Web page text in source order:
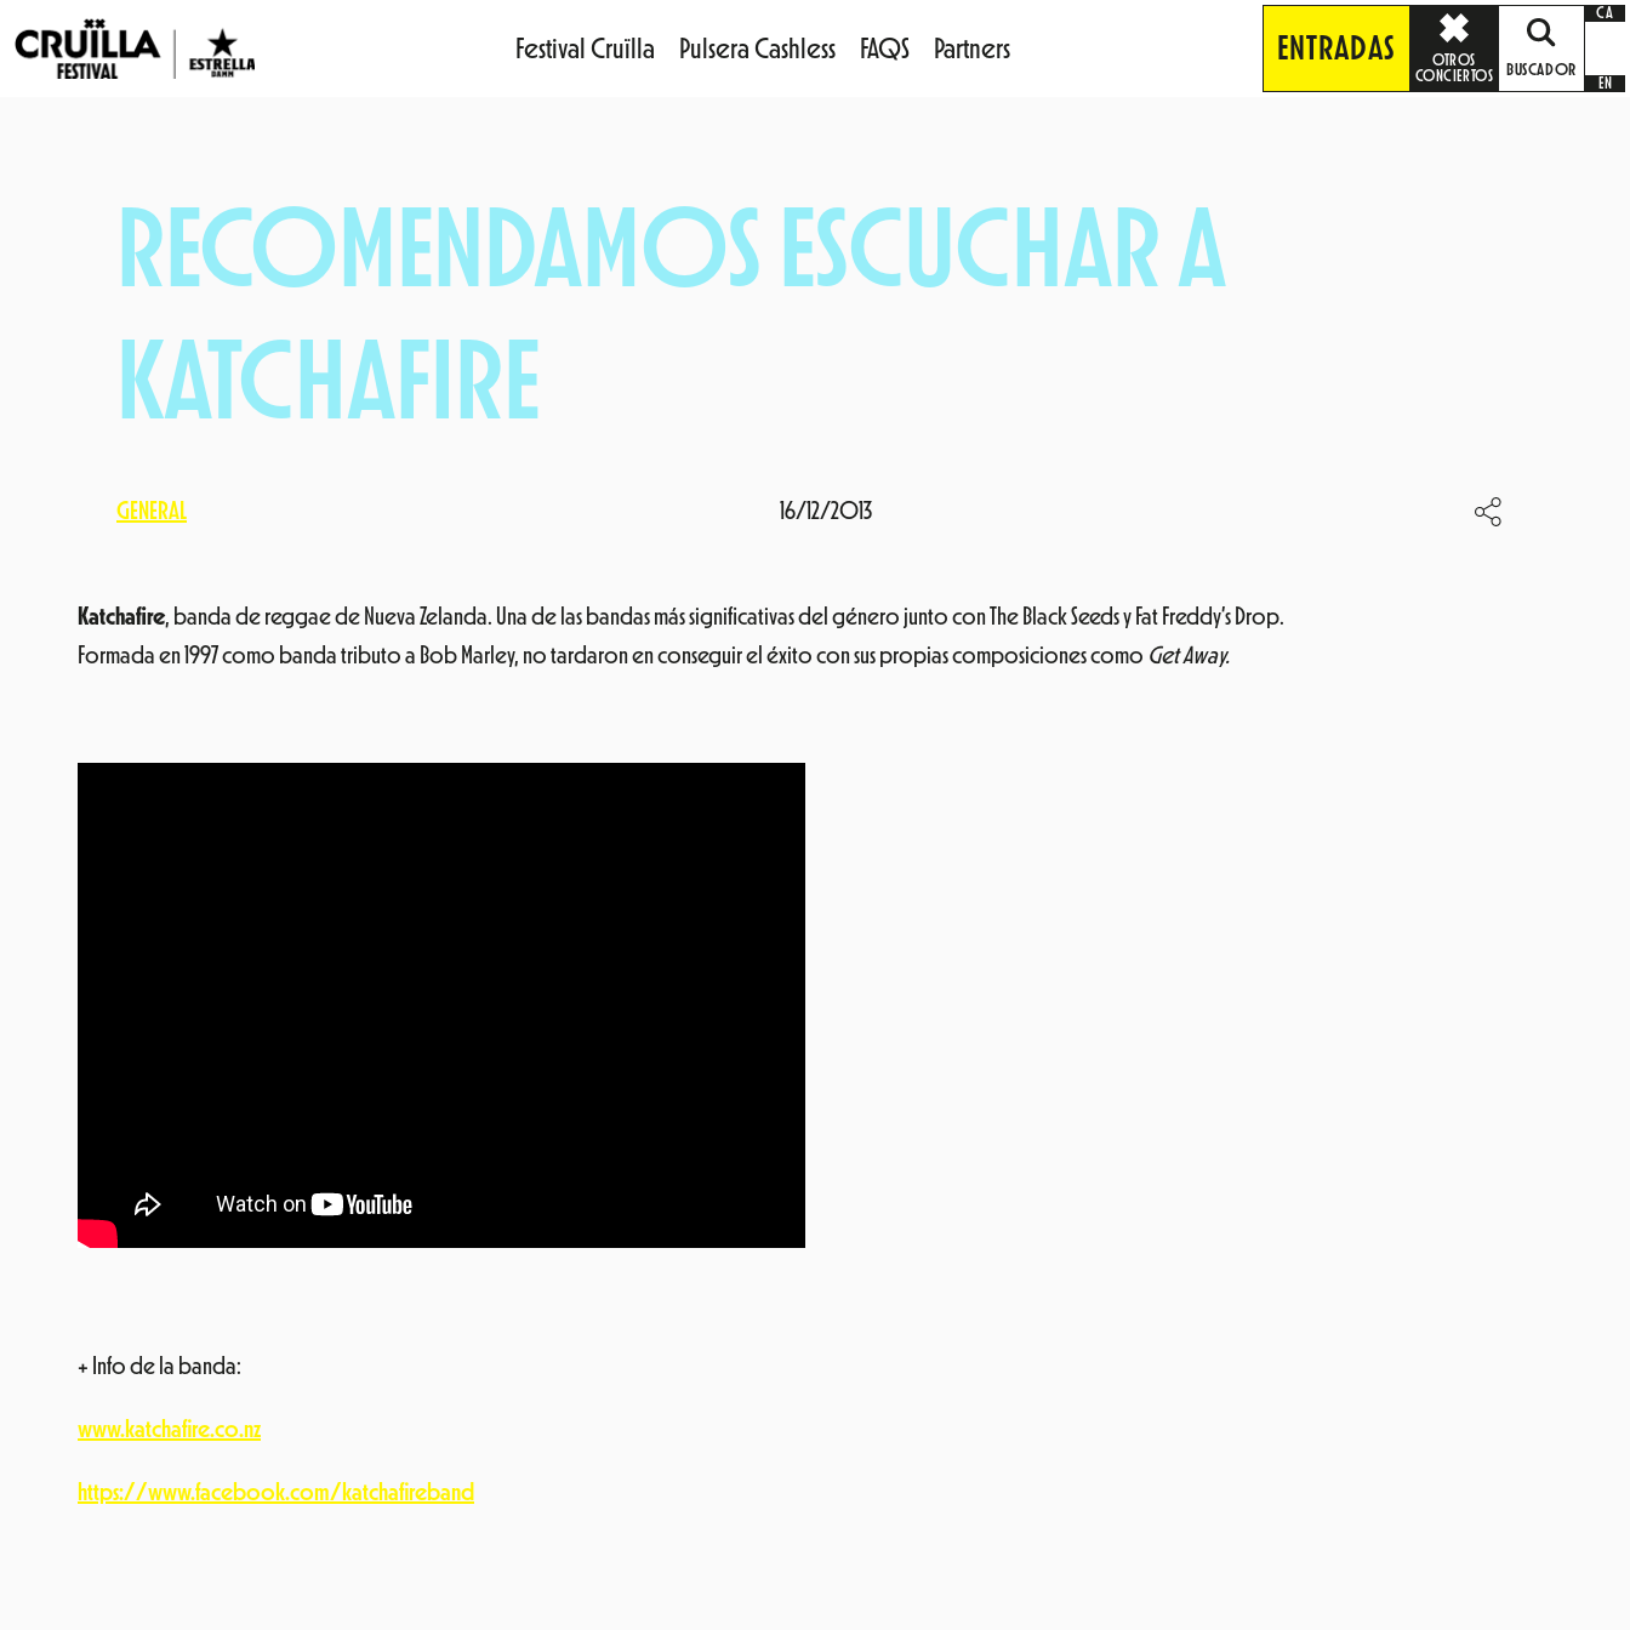
Festival Cruïlla Pulsera Cashless FAQS Partners ENTRADAS
OTROS
CONCIERTOS
BUSCADOR
CA
EN
RECOMENDAMOS ESCUCHAR A
KATCHAFIRE
GENERAL 16/12/2013
Katchafire, banda de reggae de Nueva Zelanda. Una de las bandas más significativas del género junto con The Black Seeds y Fat Freddy’s Drop.
Formada en 1997 como banda tributo a Bob Marley, no tardaron en conseguir el éxito con sus propias composiciones como Get Away.
+ Info de la banda:
www.katchafire.co.nz
https://www.facebook.com/katchafireband